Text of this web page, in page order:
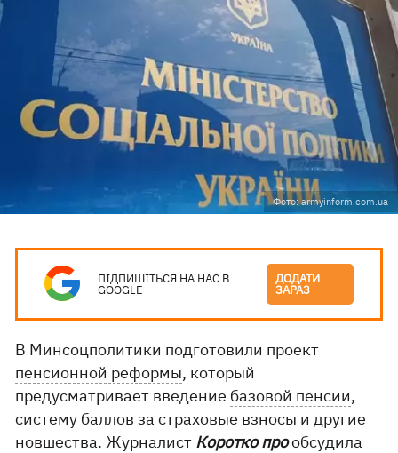
Фото: armyinform.com.ua
ПІДПИШІТЬСЯ НА НАС В
GOOGLE
ДОДАТИ
ЗАРАЗ
В Минсоцполитики подготовили проект
пенсионной реформы, который
предусматривает введение базовой пенсии,
систему баллов за страховые взносы и другие
новшества. Журналист Коротко прообсудила